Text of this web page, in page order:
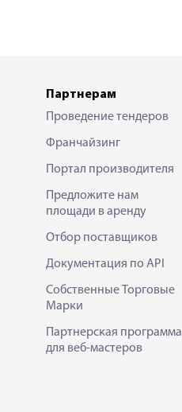
Партнерам
Проведение тендеров
Франчайзинг
Портал производителя
Предложите нам
площади в аренду
Отбор поставщиков
Документация по API
Собственные Торговые
Марки
Партнерская программа
для веб-мастеров